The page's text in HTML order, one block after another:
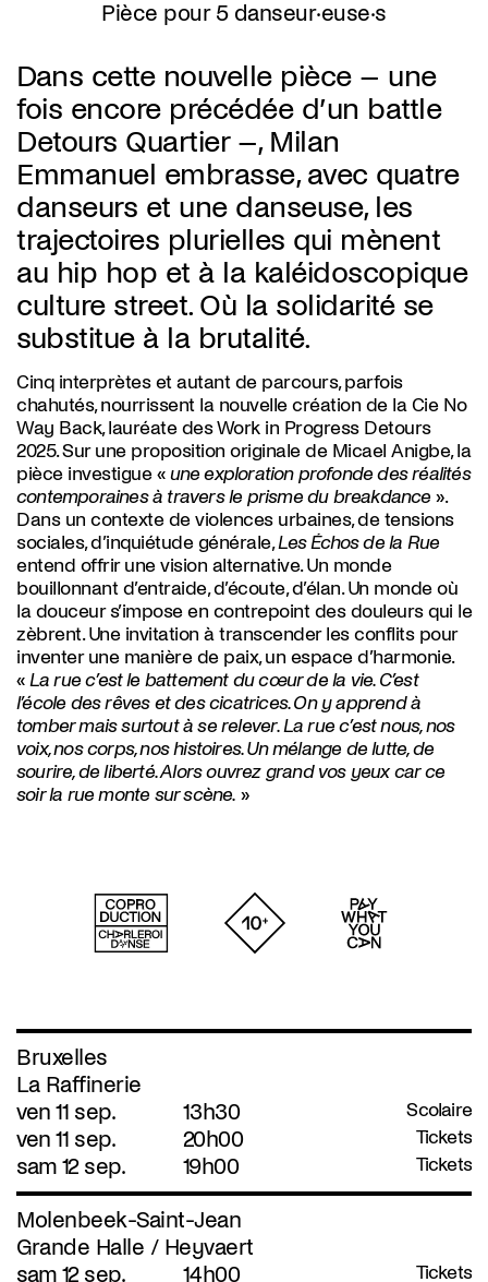
Pièce pour 5 danseur·euse·s
Dans cette nouvelle pièce – une
fois encore précédée d’un battle
Detours Quartier –, Milan
Emmanuel embrasse, avec quatre
danseurs et une danseuse, les
trajectoires plurielles qui mènent
au hip hop et à la kaléidoscopique
culture street. Où la solidarité se
substitue à la brutalité.
Cinq interprètes et autant de parcours, parfois
chahutés, nourrissent la nouvelle création de la Cie No
Way Back, lauréate des Work in Progress Detours
2025. Sur une proposition originale de Micael Anigbe, la
pièce investigue « une exploration profonde des réalités
contemporaines à travers le prisme du breakdance ».
Dans un contexte de violences urbaines, de tensions
sociales, d’inquiétude générale,Les Échos de la Rue
entend offrir une vision alternative. Un monde
bouillonnant d’entraide, d’écoute, d’élan. Un monde où
la douceur s’impose en contrepoint des douleurs qui le
zèbrent. Une invitation à transcender les conflits pour
inventer une manière de paix, un espace d’harmonie.
«La rue c’est le battement du cœur de la vie. C’est
l’école des rêves et des cicatrices. On y apprend à
tomber mais surtout à se relever. La rue c’est nous, nos
voix, nos corps, nos histoires. Un mélange de lutte, de
sourire, de liberté. Alors ouvrez grand vos yeux car ce
soir la rue monte sur scène. »
Bruxelles
La Raffinerie
ven 11 sep.
13h30 Scolaire
ven 11 sep. 20h00 Tickets
sam 12 sep. 19h00 Tickets
Molenbeek-Saint-Jean
Grande Halle / Heyvaert
sam 12 sep.
14h00 Tickets